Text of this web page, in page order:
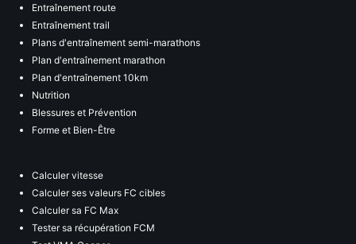
Entraînement route
Entraînement trail
Plans d'entraînement semi-marathons
Plan d'entraînement marathon
Plan d'entraînement 10km
Nutrition
Blessures et Prévention
Forme et Bien-Être
Calculer vitesse
Calculer ses valeurs FC cibles
Calculer sa FC Max
Tester sa récupération FCM